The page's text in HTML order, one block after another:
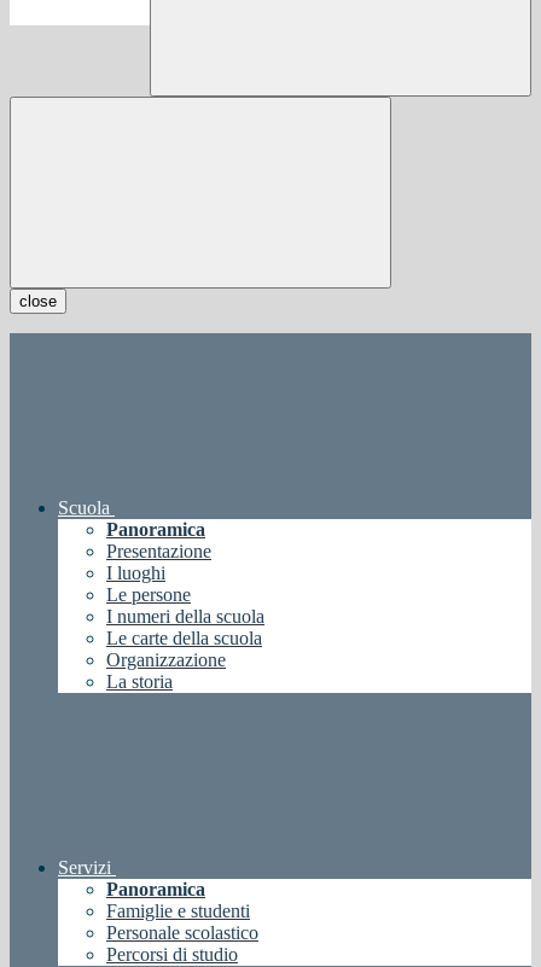
close
Scuola
Panoramica
Presentazione
I luoghi
Le persone
I numeri della scuola
Le carte della scuola
Organizzazione
La storia
Servizi
Panoramica
Famiglie e studenti
Personale scolastico
Percorsi di studio